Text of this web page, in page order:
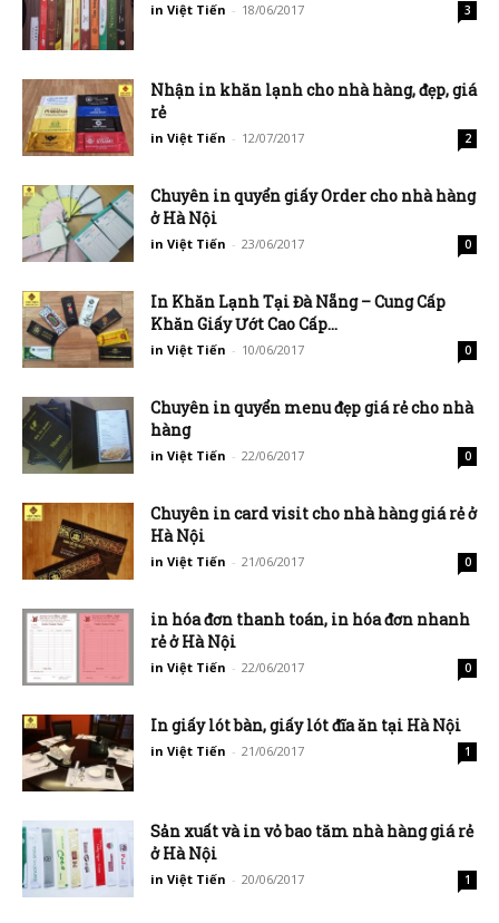
in Việt Tiến - 18/06/2017 3
Nhận in khăn lạnh cho nhà hàng, đẹp, giá
rẻ
in Việt Tiến - 12/07/2017 2
Chuyên in quyển giấy Order cho nhà hàng
ở Hà Nội
in Việt Tiến - 23/06/2017 0
In Khăn Lạnh Tại Đà Nẵng – Cung Cấp
Khăn Giấy Ướt Cao Cấp...
in Việt Tiến - 10/06/2017 0
Chuyên in quyển menu đẹp giá rẻ cho nhà
hàng
in Việt Tiến - 22/06/2017 0
Chuyên in card visit cho nhà hàng giá rẻ ở
Hà Nội
in Việt Tiến - 21/06/2017 0
in hóa đơn thanh toán, in hóa đơn nhanh
rẻ ở Hà Nội
in Việt Tiến - 22/06/2017 0
In giấy lót bàn, giấy lót đĩa ăn tại Hà Nội
in Việt Tiến - 21/06/2017 1
Sản xuất và in vỏ bao tăm nhà hàng giá rẻ
ở Hà Nội
in Việt Tiến - 20/06/2017 1